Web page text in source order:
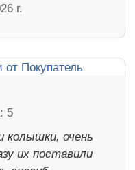
г.
колышки, очень
их поставили